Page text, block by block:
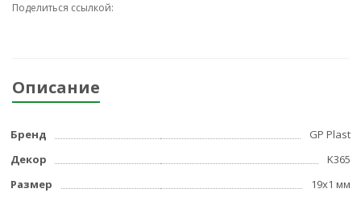
Поделиться ссылкой:
Описание
Бренд
GP Plast
Декор
K365
Размер
19x1 мм